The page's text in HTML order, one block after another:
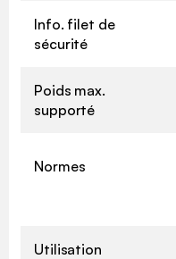
Info. filet de
sécurité
Poids max.
supporté
Normes
Utilisation